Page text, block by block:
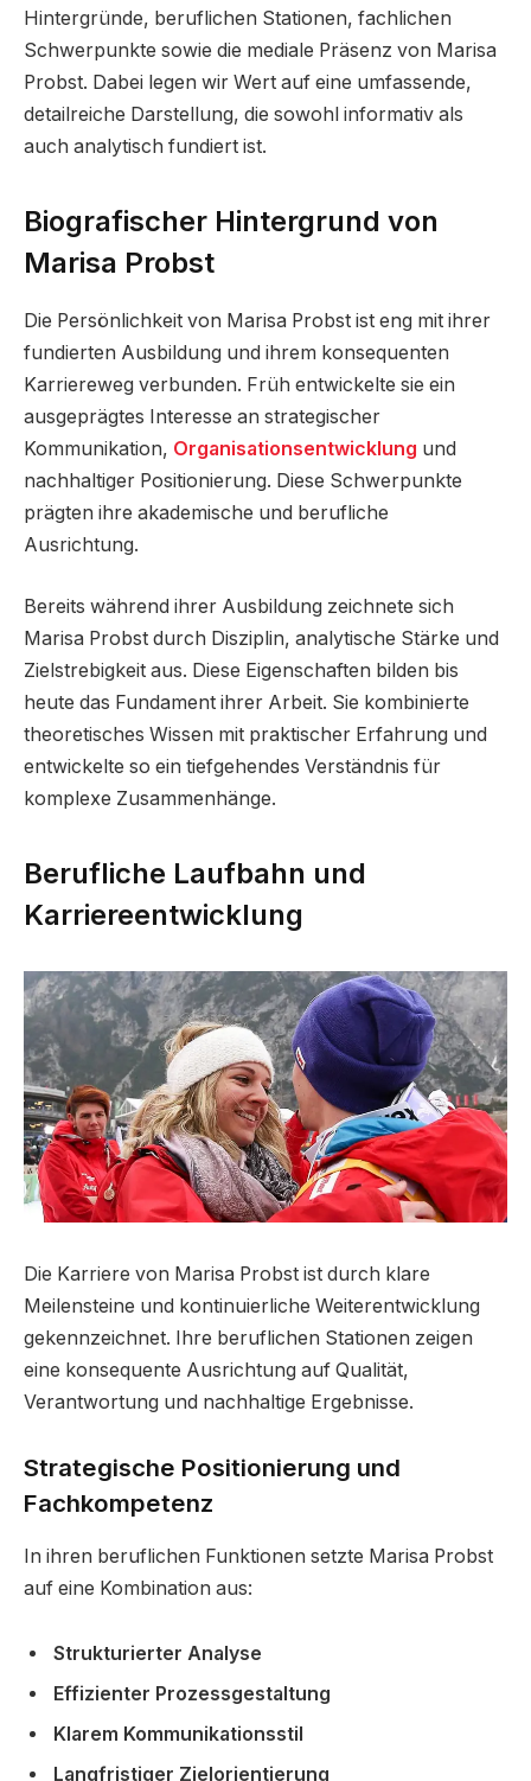
Hintergründe, beruflichen Stationen, fachlichen
Schwerpunkte sowie die mediale Präsenz von Marisa
Probst. Dabei legen wir Wert auf eine umfassende,
detailreiche Darstellung, die sowohl informativ als
auch analytisch fundiert ist.
Biografischer Hintergrund von
Marisa Probst
Die Persönlichkeit von Marisa Probst ist eng mit ihrer
fundierten Ausbildung und ihrem konsequenten
Karriereweg verbunden. Früh entwickelte sie ein
ausgeprägtes Interesse an strategischer
Kommunikation, Organisationsentwicklung und
nachhaltiger Positionierung. Diese Schwerpunkte
prägten ihre akademische und berufliche
Ausrichtung.
Bereits während ihrer Ausbildung zeichnete sich
Marisa Probst durch Disziplin, analytische Stärke und
Zielstrebigkeit aus. Diese Eigenschaften bilden bis
heute das Fundament ihrer Arbeit. Sie kombinierte
theoretisches Wissen mit praktischer Erfahrung und
entwickelte so ein tiefgehendes Verständnis für
komplexe Zusammenhänge.
Berufliche Laufbahn und
Karriereentwicklung
Die Karriere von Marisa Probst ist durch klare
Meilensteine und kontinuierliche Weiterentwicklung
gekennzeichnet. Ihre beruflichen Stationen zeigen
eine konsequente Ausrichtung auf Qualität,
Verantwortung und nachhaltige Ergebnisse.
Strategische Positionierung und
Fachkompetenz
In ihren beruflichen Funktionen setzte Marisa Probst
auf eine Kombination aus:
Strukturierter Analyse
Effizienter Prozessgestaltung
Klarem Kommunikationsstil
Langfristiger Zielorientierung